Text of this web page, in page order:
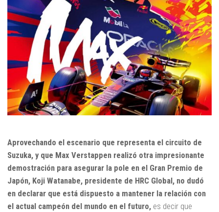
Aprovechando el escenario que representa el circuito de
Suzuka, y que Max Verstappen realizó otra impresionante
demostración para asegurar la pole en el Gran Premio de
Japón, Koji Watanabe, presidente de HRC Global, no dudó
en declarar que está dispuesto a mantener la relación con
el actual campeón del mundo en el futuro, es decir que